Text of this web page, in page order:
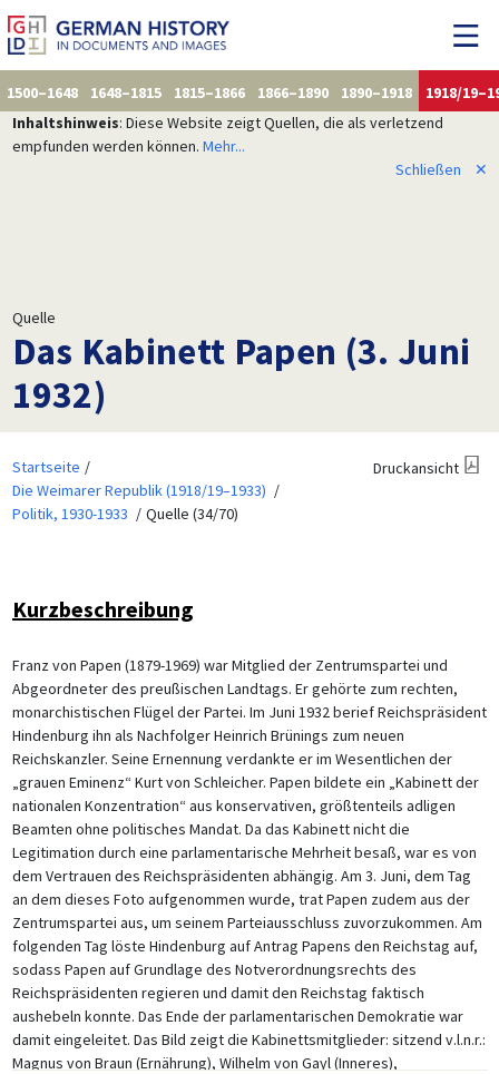
1500–1648 1648–1815 1815–1866 1866–1890 1890–1918
1918/
Inhaltshinweis: Diese Website zeigt Quellen, die als verletzend
empfunden werden können. Mehr...
Schließen
✕
Quelle
Das Kabinett Papen (3. Juni
1932)
Startseite
Die Weimarer Republik (1918/19–1933)
Politik, 1930-1933
Quelle (34/70)
Druckansicht
Kurzbeschreibung
Franz von Papen (1879-1969) war Mitglied der Zentrumspartei und
Abgeordneter des preußischen Landtags. Er gehörte zum rechten,
monarchistischen Flügel der Partei. Im Juni 1932 berief Reichspräsident
Hindenburg ihn als Nachfolger Heinrich Brünings zum neuen
Reichskanzler. Seine Ernennung verdankte er im Wesentlichen der
„grauen Eminenz“ Kurt von Schleicher. Papen bildete ein „Kabinett der
nationalen Konzentration“ aus konservativen, größtenteils adligen
Beamten ohne politisches Mandat. Da das Kabinett nicht die
Legitimation durch eine parlamentarische Mehrheit besaß, war es von
dem Vertrauen des Reichspräsidenten abhängig. Am 3. Juni, dem Tag
an dem dieses Foto aufgenommen wurde, trat Papen zudem aus der
Zentrumspartei aus, um seinem Parteiausschluss zuvorzukommen. Am
folgenden Tag löste Hindenburg auf Antrag Papens den Reichstag auf,
sodass Papen auf Grundlage des Notverordnungsrechts des
Reichspräsidenten regieren und damit den Reichstag faktisch
aushebeln konnte. Das Ende der parlamentarischen Demokratie war
damit eingeleitet. Das Bild zeigt die Kabinettsmitglieder: sitzend v.l.n.r.:
Magnus von Braun (Ernährung), Wilhelm von Gayl (Inneres),